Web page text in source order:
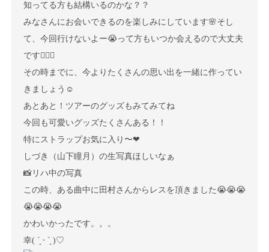
知ってる方も結構いるのかな？？
みなさんにお会いできるのを楽しみにしています🌸そし
て、今回行けないよー😭って方もいつか会えるので大丈夫
です🙆🏻‍♀️
その時までに、今よりたくさんの思い出を一緒に作ってい
きましょう☺️
あとあと！ツアーのグッズもみてみてね
今回も可愛いグッズたくさんある！！
特にストラップお気に入り〜❤︎
しづき（山下瞳月）の生写真ほしいなぁ
📸リハ中の写真
この時、ある曲中に田村さんからレスを頂きました😭😭😭
😭😭😭😭
かわいかったです。。。
幸( ´͈ ᵕ `͈ )♡